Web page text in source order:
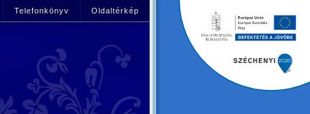
Telefonkönyv Oldaltérkép